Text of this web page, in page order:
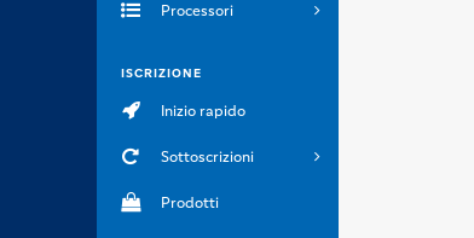
Processori
ISCRIZIONE
Inizio rapido
Sottoscrizioni
Prodotti